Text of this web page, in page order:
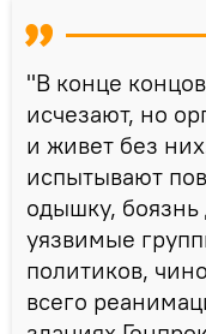
"В конце
исчезают, но
и живет без
испытывают
одышку,
уязвимые
политиков,
всего